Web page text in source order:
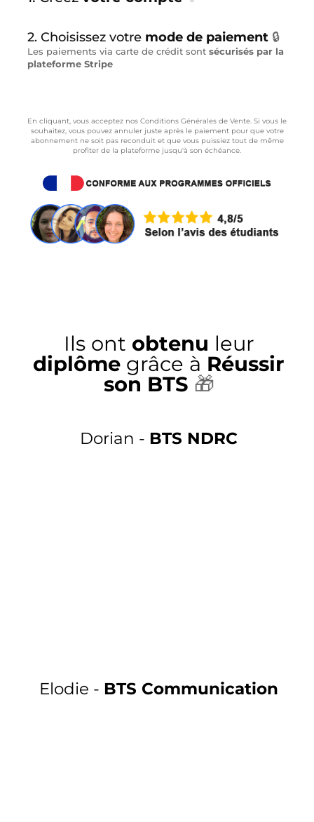
2. Choisissez votre mode de paiement 🔒
Les paiements via carte de crédit sont sécurisés par la
plateforme Stripe
En cliquant, vous acceptez nos Conditions Générales de Vente. Si vous le
souhaitez, vous pouvez annuler juste après le paiement pour que votre
abonnement ne soit pas reconduit et que vous puissiez tout de même
profiter de la plateforme jusqu'à son échéance.
Ils ont obtenu leur
diplôme grâce à Réussir
son BTS 🎁
Dorian - BTS NDRC
Elodie - BTS Communication